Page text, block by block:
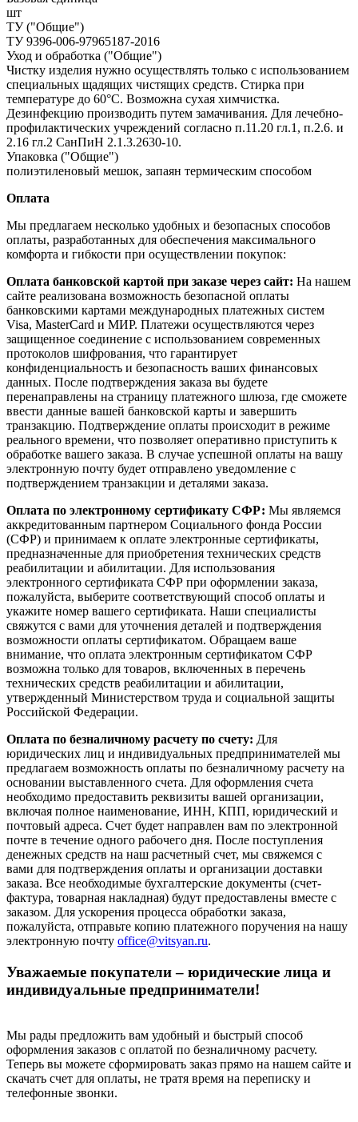
шт
ТУ ("Общие")
ТУ 9396-006-97965187-2016
Уход и обработка ("Общие")
Чистку изделия нужно осуществлять только с использованием
специальных щадящих чистящих средств. Стирка при
температуре до 60°С. Возможна сухая химчистка.
Дезинфекцию производить путем замачивания. Для лечебно-
профилактических учреждений согласно п.11.20 гл.1, п.2.6. и
2.16 гл.2 СанПиН 2.1.3.2630-10.
Упаковка ("Общие")
полиэтиленовый мешок, запаян термическим способом
Оплата
Мы предлагаем несколько удобных и безопасных способов
оплаты, разработанных для обеспечения максимального
комфорта и гибкости при осуществлении покупок:
Оплата банковской картой при заказе через сайт: На нашем
сайте реализована возможность безопасной оплаты
банковскими картами международных платежных систем
Visa, MasterCard и МИР. Платежи осуществляются через
защищенное соединение с использованием современных
протоколов шифрования, что гарантирует
конфиденциальность и безопасность ваших финансовых
данных. После подтверждения заказа вы будете
перенаправлены на страницу платежного шлюза, где сможете
ввести данные вашей банковской карты и завершить
транзакцию. Подтверждение оплаты происходит в режиме
реального времени, что позволяет оперативно приступить к
обработке вашего заказа. В случае успешной оплаты на вашу
электронную почту будет отправлено уведомление с
подтверждением транзакции и деталями заказа.
Оплата по электронному сертификату СФР: Мы являемся
аккредитованным партнером Социального фонда России
(СФР) и принимаем к оплате электронные сертификаты,
предназначенные для приобретения технических средств
реабилитации и абилитации. Для использования
электронного сертификата СФР при оформлении заказа,
пожалуйста, выберите соответствующий способ оплаты и
укажите номер вашего сертификата. Наши специалисты
свяжутся с вами для уточнения деталей и подтверждения
возможности оплаты сертификатом. Обращаем ваше
внимание, что оплата электронным сертификатом СФР
возможна только для товаров, включенных в перечень
технических средств реабилитации и абилитации,
утвержденный Министерством труда и социальной защиты
Российской Федерации.
Оплата по безналичному расчету по счету: Для
юридических лиц и индивидуальных предпринимателей мы
предлагаем возможность оплаты по безналичному расчету на
основании выставленного счета. Для оформления счета
необходимо предоставить реквизиты вашей организации,
включая полное наименование, ИНН, КПП, юридический и
почтовый адреса. Счет будет направлен вам по электронной
почте в течение одного рабочего дня. После поступления
денежных средств на наш расчетный счет, мы свяжемся с
вами для подтверждения оплаты и организации доставки
заказа. Все необходимые бухгалтерские документы (счет-
фактура, товарная накладная) будут предоставлены вместе с
заказом. Для ускорения процесса обработки заказа,
пожалуйста, отправьте копию платежного поручения на нашу
электронную почту office@vitsyan.ru.
Уважаемые покупатели – юридические лица и
индивидуальные предприниматели!
Мы рады предложить вам удобный и быстрый способ
оформления заказов с оплатой по безналичному расчету.
Теперь вы можете сформировать заказ прямо на нашем сайте и
скачать счет для оплаты, не тратя время на переписку и
телефонные звонки.